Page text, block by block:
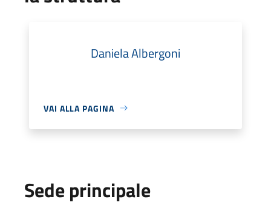
Daniela Albergoni
VAI ALLA PAGINA
Sede principale